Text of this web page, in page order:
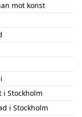
mot konst
i Stockholm
i Stockholm